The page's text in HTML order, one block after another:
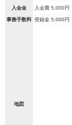
入会金 入会費 5,000円
事務手数料 登録金 5,000円
地図